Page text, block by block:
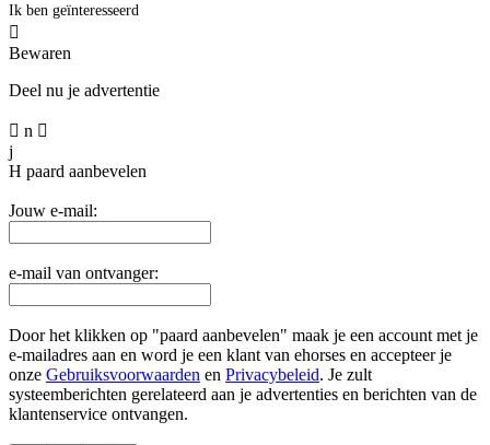
Ik ben geïnteresseerd

Bewaren
Deel nu je advertentie
 n 
j
H paard aanbevelen
Jouw e-mail:
e-mail van ontvanger:
Door het klikken op "paard aanbevelen" maak je een account met je
e-mailadres aan en word je een klant van ehorses en accepteer je
onze Gebruiksvoorwaarden en Privacybeleid. Je zult
systeemberichten gerelateerd aan je advertenties en berichten van de
klantenservice ontvangen.